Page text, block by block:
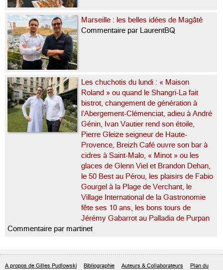
Marseille : les belles idées de Magâté
Commentaire par LaurentBQ
Les chuchotis du lundi : « Maison
Roland » ou quand le Shangri-La fait
bistrot, changement de génération à
l’Abergement-Clémenciat, adieu à André
Génin, Ivan Vautier rend son étoile,
Pierre Gleize seigneur de Haute-
Provence, Breizh Café ouvre son bar à
cidres à Saint-Malo, « Minot » ou les
glaces de Glenn Viel et Brandon Dehan,
le 50 Best au Pérou, les plaisirs de Fabio
Gourgel à la Plage de Verchant, le
Village International de la Gastronomie
fête ses 10 ans, les bons tours de
Jérémy Gabarrot au Palladia de Purpan
Commentaire par martinet
A propos de Gilles Pudlowski Bibliographie Auteurs & Collaborateurs Plan du